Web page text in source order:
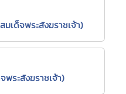
มเด็จพระสังฆราชเจ้า)
ระสังฆราชเจ้า)